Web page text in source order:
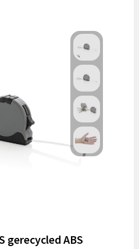
gerecycled ABS